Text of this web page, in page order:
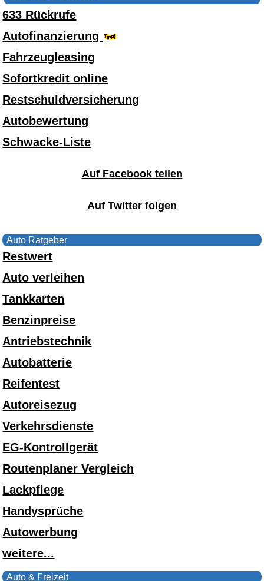
633 Rückrufe
Autofinanzierung
Fahrzeugleasing
Sofortkredit online
Restschuldversicherung
Autobewertung
Schwacke-Liste
Auf Facebook teilen
Auf Twitter folgen
Auto Ratgeber
Restwert
Auto verleihen
Tankkarten
Benzinpreise
Antriebstechnik
Autobatterie
Reifentest
Autoreisezug
Verkehrsdienste
EG-Kontrollgerät
Routenplaner Vergleich
Lackpflege
Handysprüche
Autowerbung
weitere...
Auto & Freizeit